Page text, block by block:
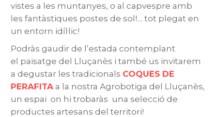
vistes a les muntanyes, o al capvespre amb
les fantàstiques postes de sol!… tot plegat en
un entorn idíl·lic!
Podràs gaudir de l’estada contemplant
el paisatge del Lluçanès i també us invitarem
a degustar les tradicionals COQUES DE
PERAFITA a la nostra Agrobotiga del Lluçanès,
un espai on hi trobaràs una selecció de
productes artesans del territori!